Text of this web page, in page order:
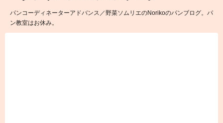
パンコーディネーターアドバンス／野菜ソムリエのNorikoのパンブログ。パ
ン教室はお休み。